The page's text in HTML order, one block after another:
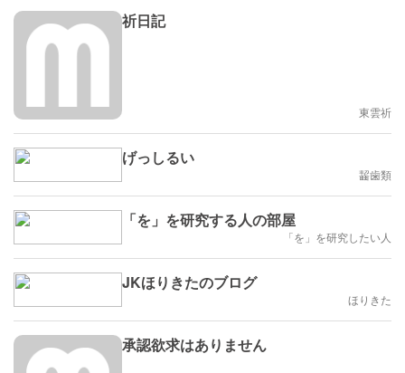
祈日記
東雲祈
げっしるい
齧歯類
「を」を研究する人の部屋
「を」を研究したい人
JKほりきたのブログ
ほりきた
承認欲求はありません